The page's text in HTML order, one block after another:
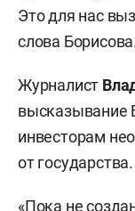
Это для нас
слова
Журналист
высказывание
инвесторам
от государства.
«Пока не